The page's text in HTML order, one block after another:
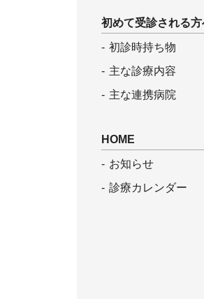
HOME
お知らせ
診療カレンダー
初めて受診される方
初診時持ち物
主な診療内容
主な連携病院